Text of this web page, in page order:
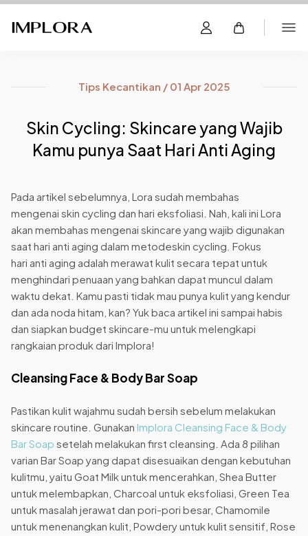
Tips Kecantikan / 01 Apr 2025
Skin Cycling: Skincare yang Wajib
Kamu punya Saat Hari Anti Aging
Pada artikel sebelumnya, Lora sudah membahas
mengenai skin cycling dan hari eksfoliasi. Nah, kali ini Lora
akan membahas mengenai skincare yang wajib digunakan
saat hari anti aging dalam metodeskin cycling. Fokus
hari anti aging adalah merawat kulit secara tepat untuk
menghindari penuaan yang bahkan dapat muncul dalam
waktu dekat. Kamu pasti tidak mau punya kulit yang kendur
dan ada noda hitam, kan? Yuk baca artikel ini sampai habis
dan siapkan budget skincare-mu untuk melengkapi
rangkaian produk dari Implora!
Cleansing Face & Body Bar Soap
Pastikan kulit wajahmu sudah bersih sebelum melakukan
skincare routine. Gunakan Implora Cleansing Face & Body
Bar Soap setelah melakukan first cleansing. Ada 8 pilihan
varian Bar Soap yang dapat disesuaikan dengan kebutuhan
kulitmu, yaitu Goat Milk untuk mencerahkan, Shea Butter
untuk melembapkan, Charcoal untuk eksfoliasi, Green Tea
untuk masalah jerawat dan pori-pori besar, Chamomile
untuk menenangkan kulit, Powdery untuk kulit sensitif, Rose